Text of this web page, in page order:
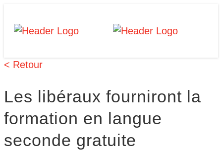
to
Homepage
Homepage
< Retour
Les libéraux fourniront la
formation en langue
seconde gratuite